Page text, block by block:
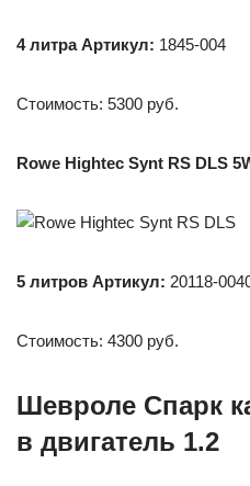
4 литра Артикул: 1845-004
Стоимость: 5300 руб.
Rowe Hightec Synt RS DLS
5 литров Артикул: 20118-
Стоимость: 4300 руб.
Шевроле Спарк
в двигатель 1.2